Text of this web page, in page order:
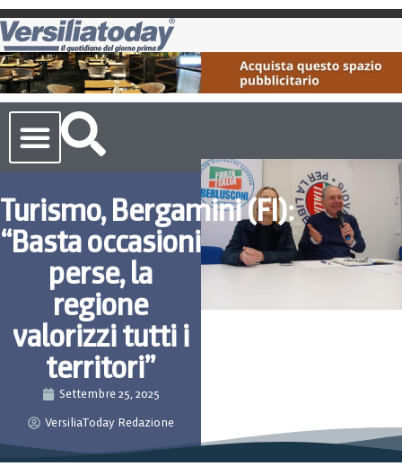
Turismo, Bergamini (FI):
“Basta occasioni
perse, la
regione
valorizzi tutti i
territori”
Settembre 25, 2025
VersiliaToday Redazione